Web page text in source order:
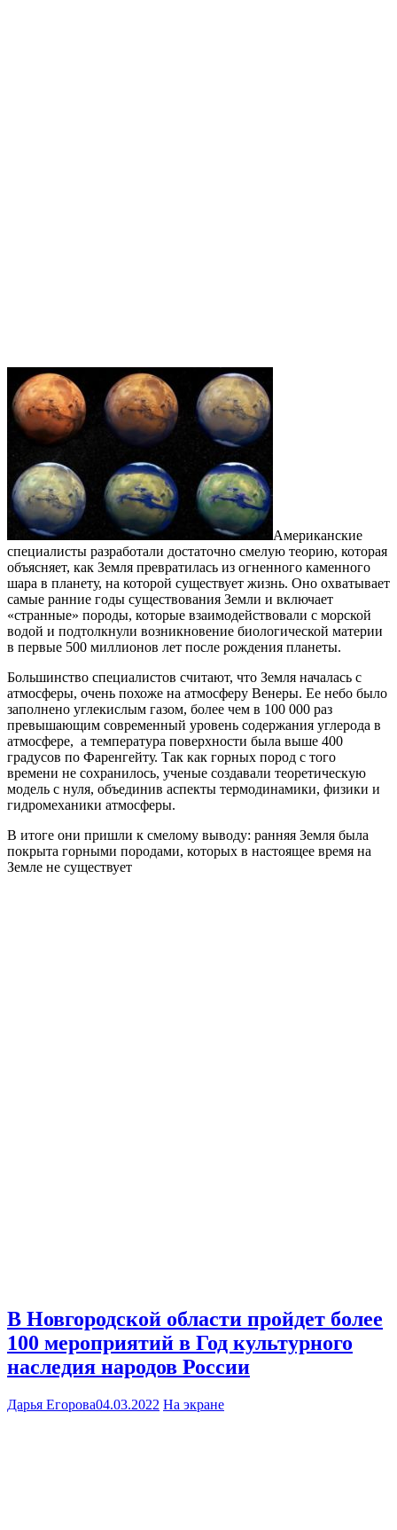
Американские
специалисты разработали достаточно смелую теорию, которая
объясняет, как Земля превратилась из огненного каменного
шара в планету, на которой существует жизнь. Оно охватывает
самые ранние годы существования Земли и включает
«странные» породы, которые взаимодействовали с морской
водой и подтолкнули возникновение биологической материи
в первые 500 миллионов лет после рождения планеты.
Большинство специалистов считают, что Земля началась с
атмосферы, очень похоже на атмосферу Венеры. Ее небо было
заполнено углекислым газом, более чем в 100 000 раз
превышающим современный уровень содержания углерода в
атмосфере, а температура поверхности была выше 400
градусов по Фаренгейту. Так как горных пород с того
времени не сохранилось, ученые создавали теоретическую
модель с нуля, объединив аспекты термодинамики, физики и
гидромеханики атмосферы.
В итоге они пришли к смелому выводу: ранняя Земля была
покрыта горными породами, которых в настоящее время на
Земле не существует
В Новгородской области пройдет более
100 мероприятий в Год культурного
наследия народов России
Дарья Егорова04.03.2022 На экране